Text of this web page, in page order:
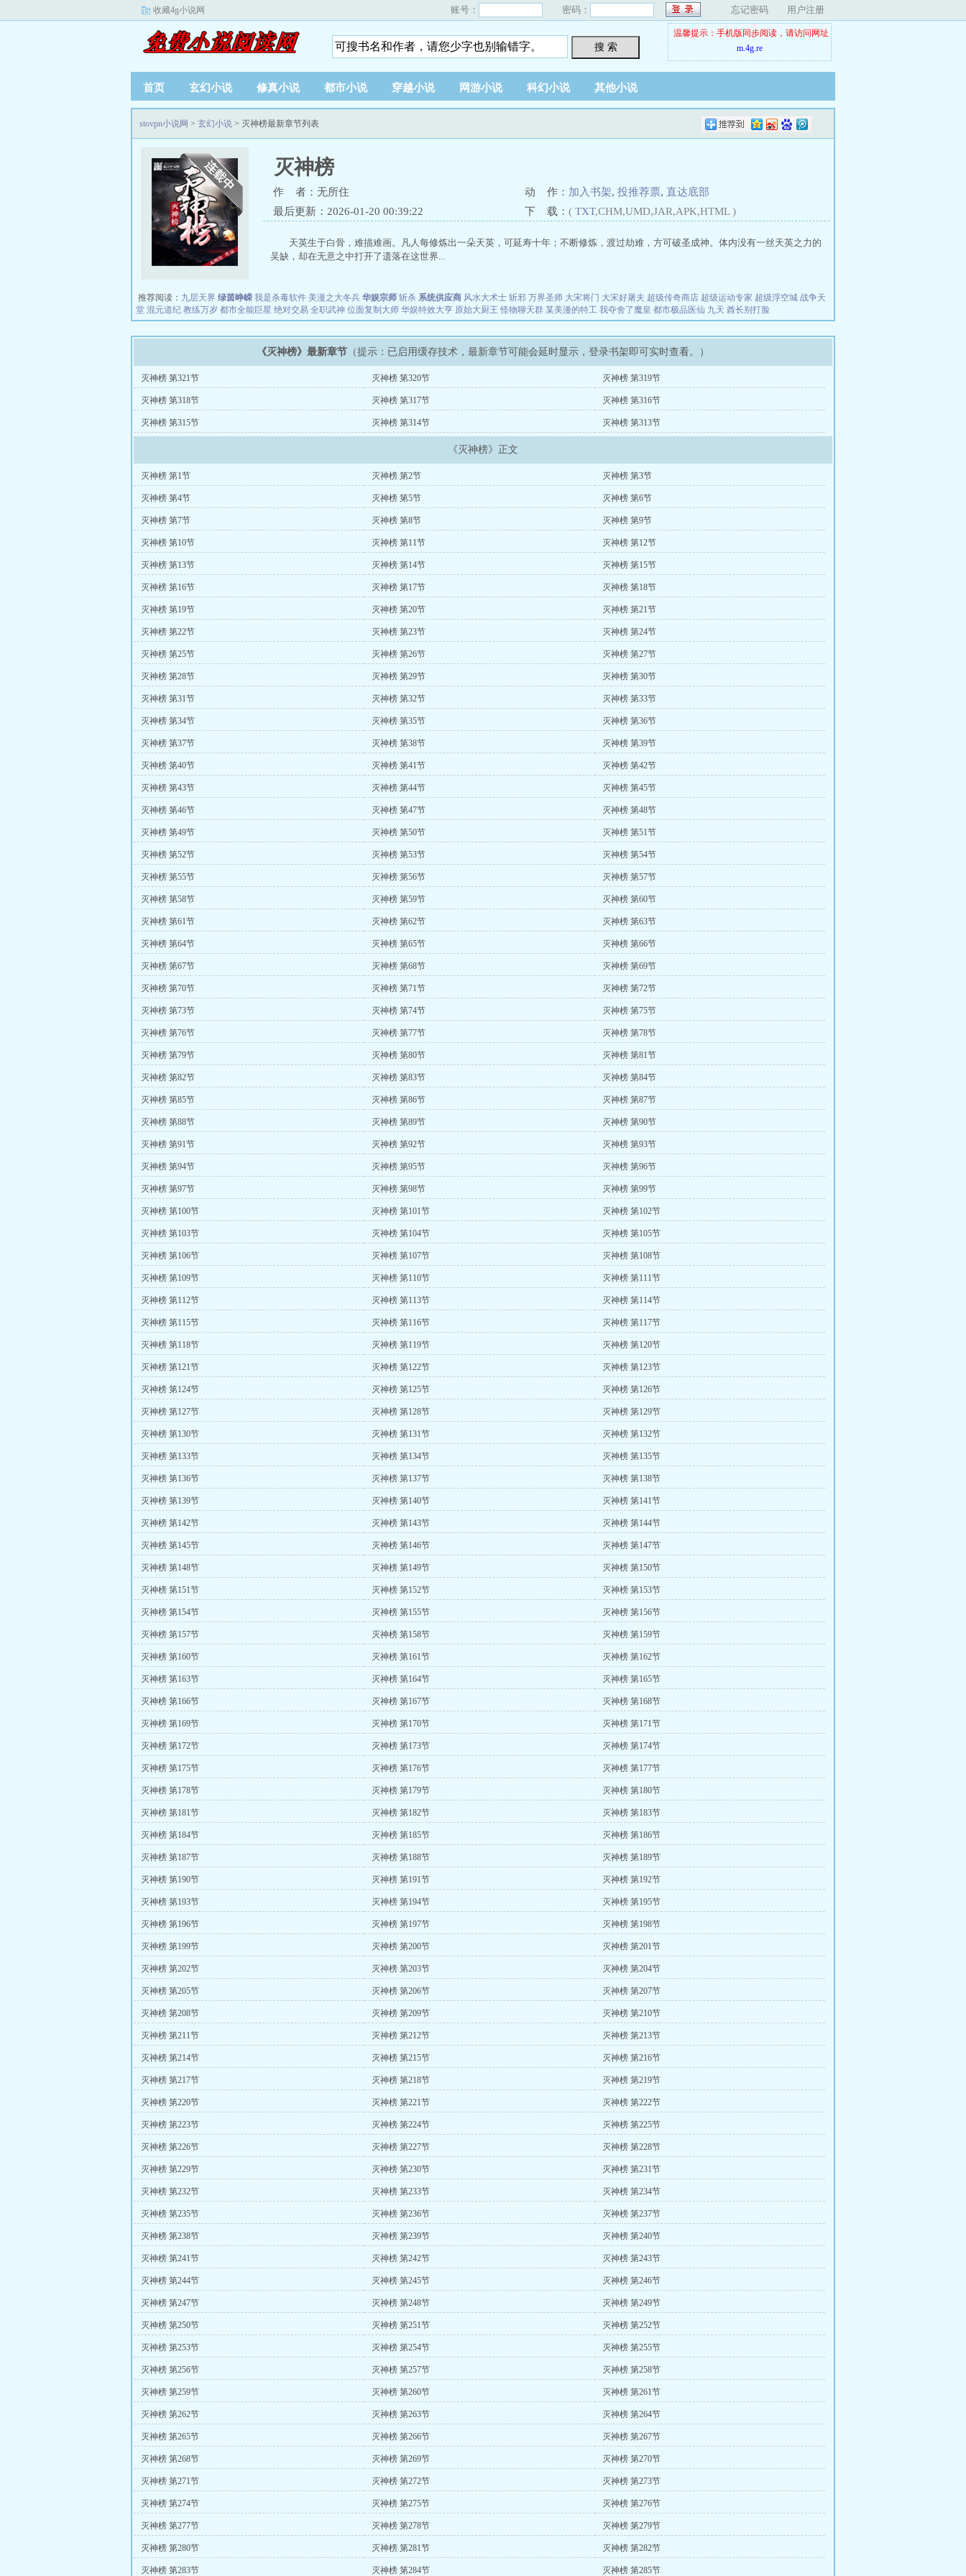
收藏4g小说网 账号： 密码： 忘记密码 用户注册
搜 索
温馨提示：手机版同步阅读，请访问网址
m.4g.re
首页 玄幻小说 修真小说 都市小说 穿越小说 网游小说 科幻小说 其他小说
stovpn小说网 > 玄幻小说 > 灭神榜最新章节列表
灭神榜
作 者：无所住 动 作： 加入书架, 投推荐票, 直达底部
最后更新：2026-01-20 00:39:22
下 载： ( TXT,CHM,UMD,JAR,APK,HTML )
天英生于白骨，难描难画。凡人每修炼出一朵天英，可延寿十年；不断修炼，渡过劫难，方可破圣成神。体内没有一丝天英之力的
吴缺，却在无意之中打开了遗落在这世界...
推荐阅读： 九层天界 绿茵峥嵘 我是杀毒软件 美漫之大冬兵 华娱宗师 斩杀 系统供应商 风水大术士 斩邪 万界圣师 大宋将门 大宋好屠夫 超级传奇商店 超级运动专家 超级浮空城 战争天
堂 混元道纪 教练万岁 都市全能巨星 绝对交易 全职武神 位面复制大师 华娱特效大亨 原始大厨王 怪物聊天群 某美漫的特工 我夺舍了魔皇 都市极品医仙 九天 酋长别打脸
《灭神榜》最新章节 （提示：已启用缓存技术，最新章节可能会延时显示，登录书架即可实时查看。）
灭神榜 第321节 灭神榜 第320节 灭神榜 第319节
灭神榜 第318节 灭神榜 第317节 灭神榜 第316节
灭神榜 第315节 灭神榜 第314节 灭神榜 第313节
《灭神榜》正文
灭神榜 第1节 灭神榜 第2节 灭神榜 第3节
灭神榜 第4节 灭神榜 第5节 灭神榜 第6节
灭神榜 第7节 灭神榜 第8节 灭神榜 第9节
灭神榜 第10节 灭神榜 第11节 灭神榜 第12节
灭神榜 第13节 灭神榜 第14节 灭神榜 第15节
灭神榜 第16节 灭神榜 第17节 灭神榜 第18节
灭神榜 第19节 灭神榜 第20节 灭神榜 第21节
灭神榜 第22节 灭神榜 第23节 灭神榜 第24节
灭神榜 第25节 灭神榜 第26节 灭神榜 第27节
灭神榜 第28节 灭神榜 第29节 灭神榜 第30节
灭神榜 第31节 灭神榜 第32节 灭神榜 第33节
灭神榜 第34节 灭神榜 第35节 灭神榜 第36节
灭神榜 第37节 灭神榜 第38节 灭神榜 第39节
灭神榜 第40节 灭神榜 第41节 灭神榜 第42节
灭神榜 第43节 灭神榜 第44节 灭神榜 第45节
灭神榜 第46节 灭神榜 第47节 灭神榜 第48节
灭神榜 第49节 灭神榜 第50节 灭神榜 第51节
灭神榜 第52节 灭神榜 第53节 灭神榜 第54节
灭神榜 第55节 灭神榜 第56节 灭神榜 第57节
灭神榜 第58节 灭神榜 第59节 灭神榜 第60节
灭神榜 第61节 灭神榜 第62节 灭神榜 第63节
灭神榜 第64节 灭神榜 第65节 灭神榜 第66节
灭神榜 第67节 灭神榜 第68节 灭神榜 第69节
灭神榜 第70节 灭神榜 第71节 灭神榜 第72节
灭神榜 第73节 灭神榜 第74节 灭神榜 第75节
灭神榜 第76节 灭神榜 第77节 灭神榜 第78节
灭神榜 第79节 灭神榜 第80节 灭神榜 第81节
灭神榜 第82节 灭神榜 第83节 灭神榜 第84节
灭神榜 第85节 灭神榜 第86节 灭神榜 第87节
灭神榜 第88节 灭神榜 第89节 灭神榜 第90节
灭神榜 第91节 灭神榜 第92节 灭神榜 第93节
灭神榜 第94节 灭神榜 第95节 灭神榜 第96节
灭神榜 第97节 灭神榜 第98节 灭神榜 第99节
灭神榜 第100节 灭神榜 第101节 灭神榜 第102节
灭神榜 第103节 灭神榜 第104节 灭神榜 第105节
灭神榜 第106节 灭神榜 第107节 灭神榜 第108节
灭神榜 第109节 灭神榜 第110节 灭神榜 第111节
灭神榜 第112节 灭神榜 第113节 灭神榜 第114节
灭神榜 第115节 灭神榜 第116节 灭神榜 第117节
灭神榜 第118节 灭神榜 第119节 灭神榜 第120节
灭神榜 第121节 灭神榜 第122节 灭神榜 第123节
灭神榜 第124节 灭神榜 第125节 灭神榜 第126节
灭神榜 第127节 灭神榜 第128节 灭神榜 第129节
灭神榜 第130节 灭神榜 第131节 灭神榜 第132节
灭神榜 第133节 灭神榜 第134节 灭神榜 第135节
灭神榜 第136节 灭神榜 第137节 灭神榜 第138节
灭神榜 第139节 灭神榜 第140节 灭神榜 第141节
灭神榜 第142节 灭神榜 第143节 灭神榜 第144节
灭神榜 第145节 灭神榜 第146节 灭神榜 第147节
灭神榜 第148节 灭神榜 第149节 灭神榜 第150节
灭神榜 第151节 灭神榜 第152节 灭神榜 第153节
灭神榜 第154节 灭神榜 第155节 灭神榜 第156节
灭神榜 第157节 灭神榜 第158节 灭神榜 第159节
灭神榜 第160节 灭神榜 第161节 灭神榜 第162节
灭神榜 第163节 灭神榜 第164节 灭神榜 第165节
灭神榜 第166节 灭神榜 第167节 灭神榜 第168节
灭神榜 第169节 灭神榜 第170节 灭神榜 第171节
灭神榜 第172节 灭神榜 第173节 灭神榜 第174节
灭神榜 第175节 灭神榜 第176节 灭神榜 第177节
灭神榜 第178节 灭神榜 第179节 灭神榜 第180节
灭神榜 第181节 灭神榜 第182节 灭神榜 第183节
灭神榜 第184节 灭神榜 第185节 灭神榜 第186节
灭神榜 第187节 灭神榜 第188节 灭神榜 第189节
灭神榜 第190节 灭神榜 第191节 灭神榜 第192节
灭神榜 第193节 灭神榜 第194节 灭神榜 第195节
灭神榜 第196节 灭神榜 第197节 灭神榜 第198节
灭神榜 第199节 灭神榜 第200节 灭神榜 第201节
灭神榜 第202节 灭神榜 第203节 灭神榜 第204节
灭神榜 第205节 灭神榜 第206节 灭神榜 第207节
灭神榜 第208节 灭神榜 第209节 灭神榜 第210节
灭神榜 第211节 灭神榜 第212节 灭神榜 第213节
灭神榜 第214节 灭神榜 第215节 灭神榜 第216节
灭神榜 第217节 灭神榜 第218节 灭神榜 第219节
灭神榜 第220节 灭神榜 第221节 灭神榜 第222节
灭神榜 第223节 灭神榜 第224节 灭神榜 第225节
灭神榜 第226节 灭神榜 第227节 灭神榜 第228节
灭神榜 第229节 灭神榜 第230节 灭神榜 第231节
灭神榜 第232节 灭神榜 第233节 灭神榜 第234节
灭神榜 第235节 灭神榜 第236节 灭神榜 第237节
灭神榜 第238节 灭神榜 第239节 灭神榜 第240节
灭神榜 第241节 灭神榜 第242节 灭神榜 第243节
灭神榜 第244节 灭神榜 第245节 灭神榜 第246节
灭神榜 第247节 灭神榜 第248节 灭神榜 第249节
灭神榜 第250节 灭神榜 第251节 灭神榜 第252节
灭神榜 第253节 灭神榜 第254节 灭神榜 第255节
灭神榜 第256节 灭神榜 第257节 灭神榜 第258节
灭神榜 第259节 灭神榜 第260节 灭神榜 第261节
灭神榜 第262节 灭神榜 第263节 灭神榜 第264节
灭神榜 第265节 灭神榜 第266节 灭神榜 第267节
灭神榜 第268节 灭神榜 第269节 灭神榜 第270节
灭神榜 第271节 灭神榜 第272节 灭神榜 第273节
灭神榜 第274节 灭神榜 第275节 灭神榜 第276节
灭神榜 第277节 灭神榜 第278节 灭神榜 第279节
灭神榜 第280节 灭神榜 第281节 灭神榜 第282节
灭神榜 第283节 灭神榜 第284节 灭神榜 第285节